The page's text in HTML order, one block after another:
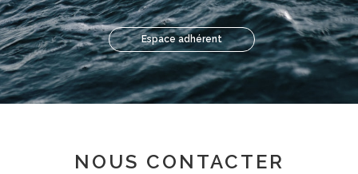
Espace adhérent
NOUS CONTACTER